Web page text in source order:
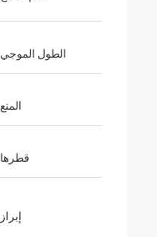
الطول الموجي
المنع
قطرها
إبراز